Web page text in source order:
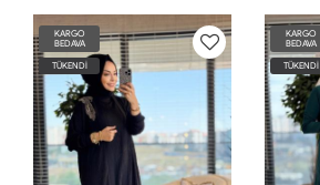
KARGO
BEDAVA
TÜKENDİ
KARGO
BEDAVA
TÜKENDİ